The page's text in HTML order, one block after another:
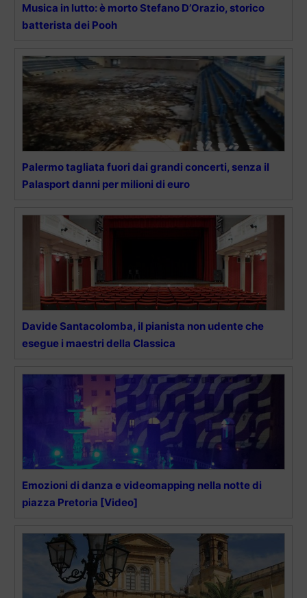
Musica in lutto: è morto Stefano D’Orazio, storico
batterista dei Pooh
Palermo tagliata fuori dai grandi concerti, senza il
Palasport danni per milioni di euro
Davide Santacolomba, il pianista non udente che
esegue i maestri della Classica
Emozioni di danza e videomapping nella notte di
piazza Pretoria [Video]